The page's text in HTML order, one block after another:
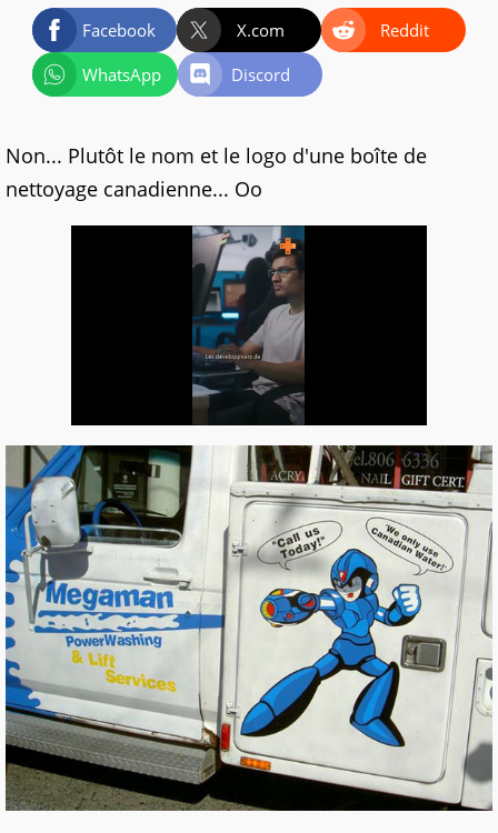
Facebook X.com
Reddit
WhatsApp
Discord
Non... Plutôt le nom et le logo d'une boîte de
nettoyage canadienne... Oo